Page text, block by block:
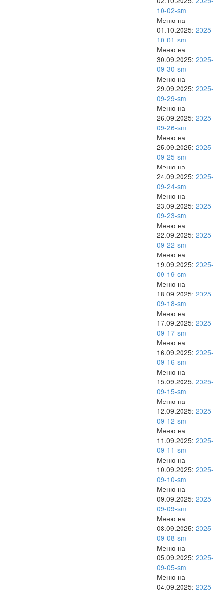
10-02-sm
Меню на
01.10.2025: 2025-
10-01-sm
Меню на
30.09.2025: 2025-
09-30-sm
Меню на
29.09.2025: 2025-
09-29-sm
Меню на
26.09.2025: 2025-
09-26-sm
Меню на
25.09.2025: 2025-
09-25-sm
Меню на
24.09.2025: 2025-
09-24-sm
Меню на
23.09.2025: 2025-
09-23-sm
Меню на
22.09.2025: 2025-
09-22-sm
Меню на
19.09.2025: 2025-
09-19-sm
Меню на
18.09.2025: 2025-
09-18-sm
Меню на
17.09.2025: 2025-
09-17-sm
Меню на
16.09.2025: 2025-
09-16-sm
Меню на
15.09.2025: 2025-
09-15-sm
Меню на
12.09.2025: 2025-
09-12-sm
Меню на
11.09.2025: 2025-
09-11-sm
Меню на
10.09.2025: 2025-
09-10-sm
Меню на
09.09.2025: 2025-
09-09-sm
Меню на
08.09.2025: 2025-
09-08-sm
Меню на
05.09.2025: 2025-
09-05-sm
Меню на
04.09.2025: 2025-